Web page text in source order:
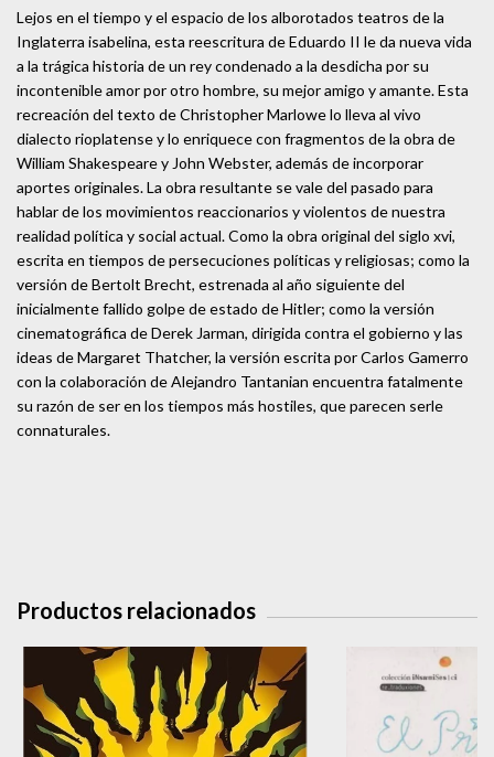
Lejos en el tiempo y el espacio de los alborotados teatros de la
Inglaterra isabelina, esta reescritura de Eduardo II le da nueva vida
a la trágica historia de un rey condenado a la desdicha por su
incontenible amor por otro hombre, su mejor amigo y amante. Esta
recreación del texto de Christopher Marlowe lo lleva al vivo
dialecto rioplatense y lo enriquece con fragmentos de la obra de
William Shakespeare y John Webster, además de incorporar
aportes originales. La obra resultante se vale del pasado para
hablar de los movimientos reaccionarios y violentos de nuestra
realidad política y social actual. Como la obra original del siglo xvi,
escrita en tiempos de persecuciones políticas y religiosas; como la
versión de Bertolt Brecht, estrenada al año siguiente del
inicialmente fallido golpe de estado de Hitler; como la versión
cinematográfica de Derek Jarman, dirigida contra el gobierno y las
ideas de Margaret Thatcher, la versión escrita por Carlos Gamerro
con la colaboración de Alejandro Tantanian encuentra fatalmente
su razón de ser en los tiempos más hostiles, que parecen serle
connaturales.
Productos relacionados